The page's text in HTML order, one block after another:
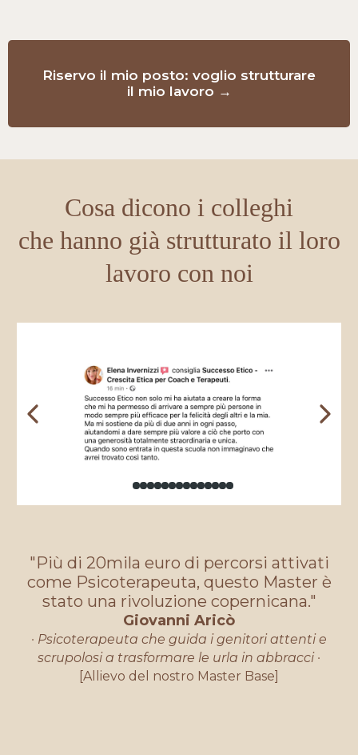
Riservo il mio posto: voglio strutturare
il mio lavoro →
Cosa dicono i colleghi
che hanno già strutturato il loro
lavoro con noi
"Più di 20mila euro di percorsi attivati
come Psicoterapeuta, questo Master è
stato una rivoluzione copernicana."
Giovanni Aricò
· Psicoterapeuta che guida i genitori attenti e
scrupolosi a trasformare le urla in abbracci ·
[Allievo del nostro Master Base]